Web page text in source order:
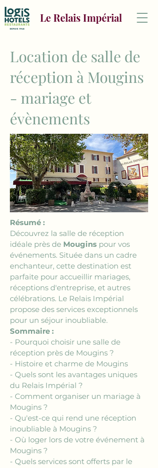
Le Relais Impérial
Location de salle de
réception à Mougins
- mariage et
évènements
Résumé :
Découvrez la salle de réception
idéale près de Mougins pour vos
événements. Située dans un cadre
enchanteur, cette destination est
parfaite pour accueillir mariages,
réceptions d'entreprise, et autres
célébrations. Le Relais Impérial
propose des services exceptionnels
pour un séjour inoubliable.
Sommaire :
- Pourquoi choisir une salle de
réception près de Mougins ?
- Histoire et charme de Mougins
- Quels sont les avantages uniques
du Relais Impérial ?
- Comment organiser un mariage à
Mougins ?
- Qu'est-ce qui rend une réception
inoubliable à Mougins ?
- Où loger lors de votre événement à
Mougins ?
- Quels services sont offerts par le